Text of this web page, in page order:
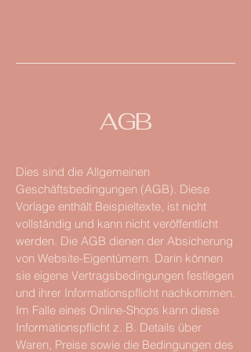
AGB
Dies sind die Allgemeinen
Geschäftsbedingungen (AGB). Diese
Vorlage enthält Beispieltexte, ist nicht
vollständig und kann nicht veröffentlicht
werden. Die AGB dienen der Absicherung
von Website-Eigentümern. Darin können
sie eigene Vertragsbedingungen festlegen
und ihrer Informationspflicht nachkommen.
Im Falle eines Online-Shops kann diese
Informationspflicht z. B. Details über
Waren, Preise sowie die Bedingungen des